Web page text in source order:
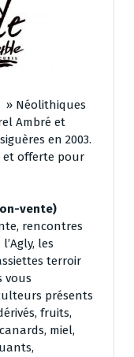
» Néolithiques
Ambré et
en 2003.
et offerte pour
vente)
rencontres
les
terroir
vous
présents
fruits,
miel,